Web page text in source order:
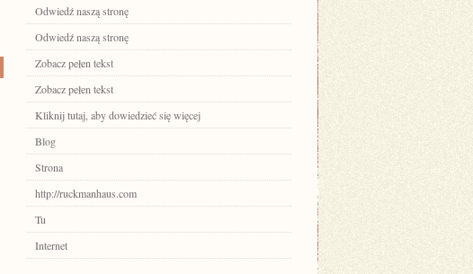
Odwiedź naszą stronę
Odwiedź naszą stronę
Zobacz pełen tekst
Zobacz pełen tekst
Kliknij tutaj, aby dowiedzieć się więcej
Blog
Strona
http://ruckmanhaus.com
Tu
Internet